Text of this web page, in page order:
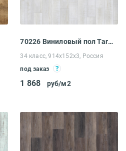
70226 Виниловый пол Tarkett Art Vinyl Lounge Nordic
34 класс, 914x152x3, Россия
под заказ
1 868 руб/м2